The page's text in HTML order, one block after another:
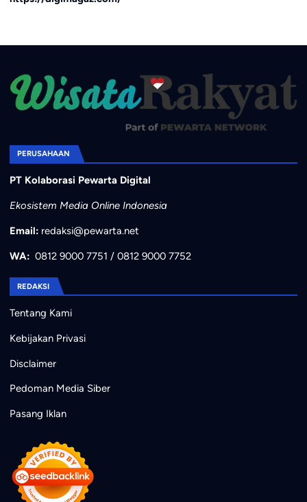
PERUSAHAAN
PT Kolaborasi Pewarta Digital
Ekosistem Media Online Indonesia
Email: redaksi@pewarta.net
WA: 0812 9000 7751 / 0812 9000 7752
REDAKSI
Tentang Kami
Kebijakan Privasi
Disclaimer
Pedoman Media Siber
Pasang Iklan